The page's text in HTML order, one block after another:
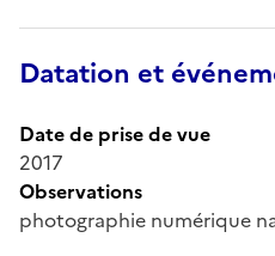
Datation et
Date de prise de vue
2017
Observations
photographie numérique